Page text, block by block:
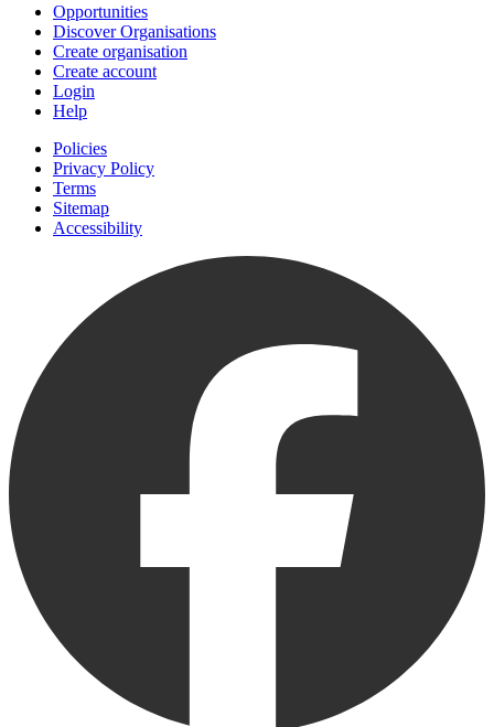
Opportunities
Discover Organisations
Create organisation
Create account
Login
Help
Policies
Privacy Policy
Terms
Sitemap
Accessibility